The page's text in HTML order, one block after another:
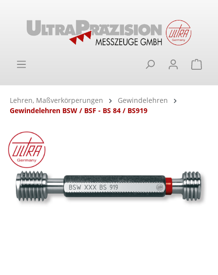
Lehren, Maßverkörperungen
Gewindelehren
Gewindelehren BSW / BSF - BS 84 / BS919
Bildergalerie überspringen